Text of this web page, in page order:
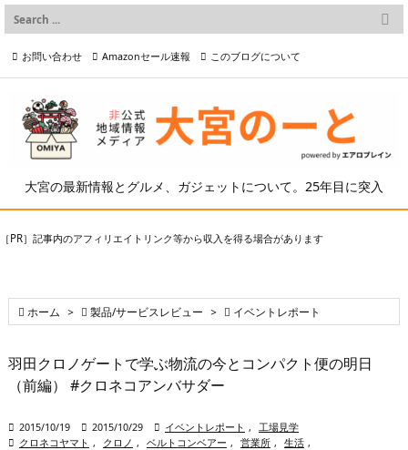
大宮の最新情報とグルメ、ガジェットについて。25年目に突入

メニュー

検索
お問い合わせ Amazonセール速報 このブログについて
プライバシーポリシー等
［PR］記事内のアフィリエイトリンク等から収入を得る場合があります
 ホーム >  製品/サービスレビュー >  イベントレポート
羽田クロノゲートで学ぶ物流の今とコンパクト便の明日
（前編） #クロネコアンバサダー
 2015/10/19  2015/10/29  イベントレポート ,
工場見学
 クロネコヤマト , クロノ , ベルトコンベアー , 営業所 , 生活 ,